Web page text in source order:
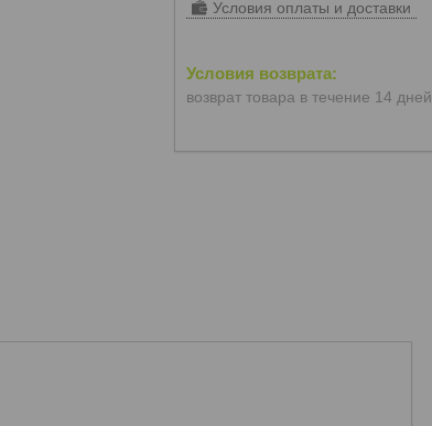
Условия оплаты и доставки
возврат товара в течение 14 дней